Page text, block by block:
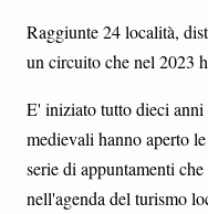
Raggiunte 24 località,
un circuito che nel 2023
E' iniziato tutto dieci anni
medievali hanno aperto
serie di appuntamenti
nell'agenda del turismo